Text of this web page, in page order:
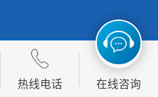
热线电话 在线咨询